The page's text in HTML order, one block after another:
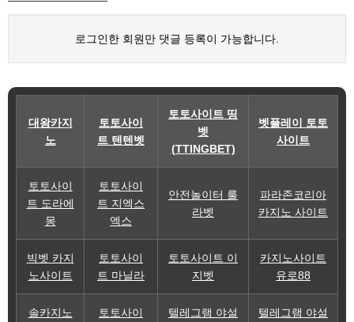
로그인한 회원만 댓글 등록이 가능합니다.
대왕카지
노
토토사이
트 텐텐벳
토토사이트 띵
벳
(TTINGBET)
벳플레이 토토
사이트
토토사이
트 도라에
몽
토토사이
트 지엑스
엑스
안전놀이터 룰
라벳
파라존코리아
카지노 사이트
빅벳 카지
노사이트
토토사이
트 마닐라
토토사이트 이
지벳
카지노사이트
유로88
솔카지노
토토사이
텔레그램 야설
텔레그램 야설